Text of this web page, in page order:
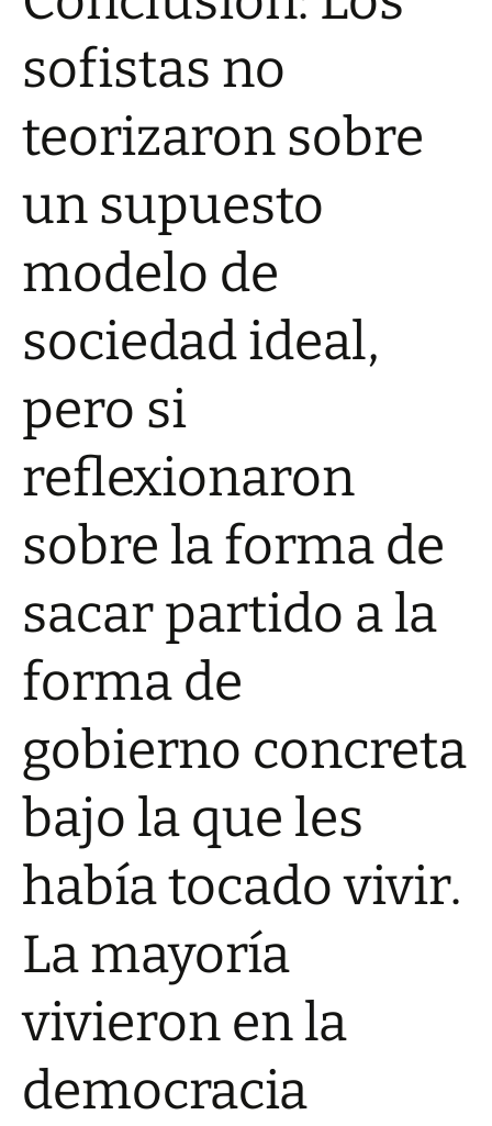
sofistas no
teorizaron sobre
un supuesto
modelo de
sociedad ideal,
pero si
reflexionaron
sobre la forma de
sacar partido a la
forma de
gobierno concreta
bajo la que les
había tocado vivir.
La mayoría
vivieron en la
democracia